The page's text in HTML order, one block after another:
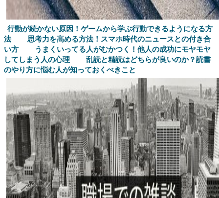
行動が続かない原因！ゲームから学ぶ行動できるようになる方
法
思考力を高める方法！スマホ時代のニュースとの付き合
い方
うまくいってる人がむかつく！他人の成功にモヤモヤ
してしまう人の心理
乱読と精読はどちらが良いのか？読書
のやり方に悩む人が知っておくべきこと